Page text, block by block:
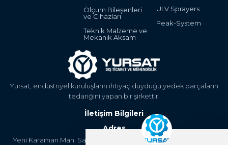
Yursat, endüstriyel kuruluşların ihtiyaç duyduğu yedek parçaların
tedariğini yapan bir şirkettir.
Ölçüm Bileşenleri
ve Cihazları
Teknik Malzeme ve
Mekanik Aksam
ULV Sprayers
Peak-System
İletişim Bilgileri
Adres
Yeni Karaman Mah. Sanayi Cad. 4. Kantar Sok. Asya Plaza Kat:5